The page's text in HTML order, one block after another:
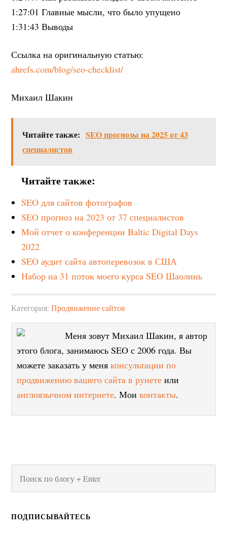
1:27:01 Главные мысли, что было упущено
1:31:43 Выводы
Ссылка на оригинальную статью:
ahrefs.com/blog/seo-checklist/
Михаил Шакин
Читайте также: SEO прогнозы на 2025 от 43
специалистов
Читайте также:
SEO для сайтов фотографов
SEO прогноз на 2023 от 37 специалистов
Мой отчет о конференции Baltic Digital Days
2022
SEO аудит сайта автоперевозок в США
Набор на 31 поток моего курса SEO Шаолинь
Категория:Продвижение сайтов
Меня зовут Михаил Шакин, я автор
этого блога, занимаюсь SEO с 2006 года. Вы
можете заказать у меняконсультации по
продвижению вашего сайта в рунете или
англоязычном интернете. Моиконтакты.
ПОДПИСЫВАЙТЕСЬ